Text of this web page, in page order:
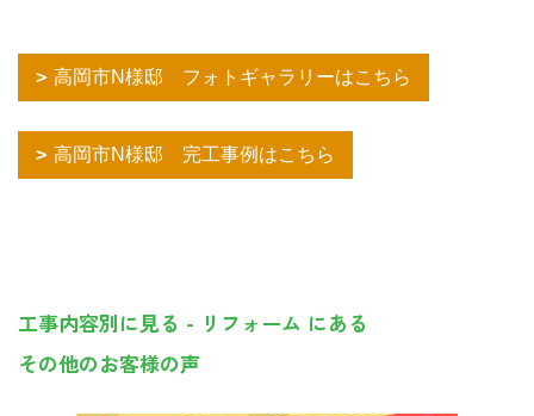
高岡市N様邸 フォトギャラリーはこちら
高岡市N様邸 完工事例はこちら
工事内容別に見る - リフォーム にある
その他のお客様の声